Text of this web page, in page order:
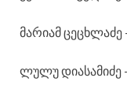
მარიამ
ლულუ დიასამიძე